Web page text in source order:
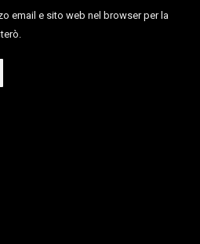
email e sito web nel browser per la